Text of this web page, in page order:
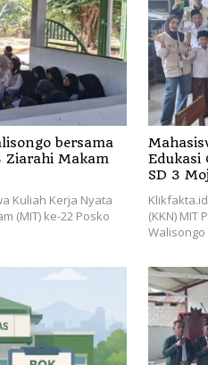
bersama
Ziarahi Makam
Kuliah Kerja Nyata
(MIT) ke-22 Posko
Edukasi
SD 3
(KKN) MIT